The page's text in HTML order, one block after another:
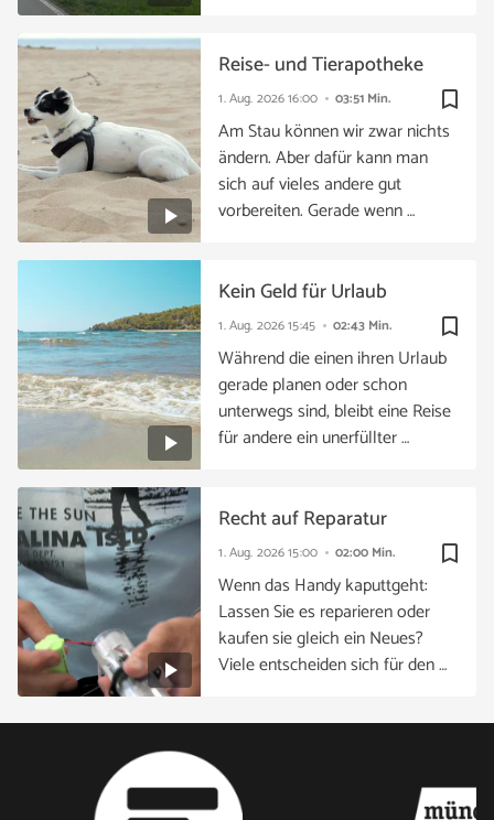
bookmark_border
1. Aug. 202616:00 03:51 Min.
Reise- und Tierapotheke
Am Stau können wir zwar nichts
ändern. Aber dafür kann man
sich auf vieles andere gut
vorbereiten. Gerade wenn …
bookmark_border
1. Aug. 202615:45 02:43 Min.
Kein Geld für Urlaub
Während die einen ihren Urlaub
gerade planen oder schon
unterwegs sind, bleibt eine Reise
für andere ein unerfüllter …
bookmark_border
1. Aug. 202615:00 02:00 Min.
Recht auf Reparatur
Wenn das Handy kaputtgeht:
Lassen Sie es reparieren oder
kaufen sie gleich ein Neues?
Viele entscheiden sich für den …